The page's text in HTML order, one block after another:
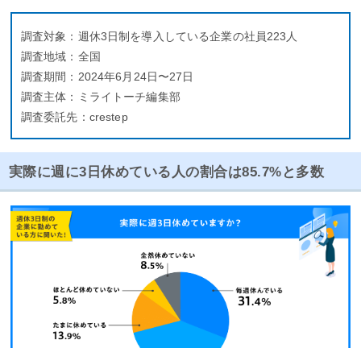
調査対象：週休3日制を導入している企業の社員223人
調査地域：全国
調査期間：2024年6月24日〜27日
調査主体：ミライトーチ編集部
調査委託先：crestep
実際に週に3日休めている人の割合は85.7%と多数